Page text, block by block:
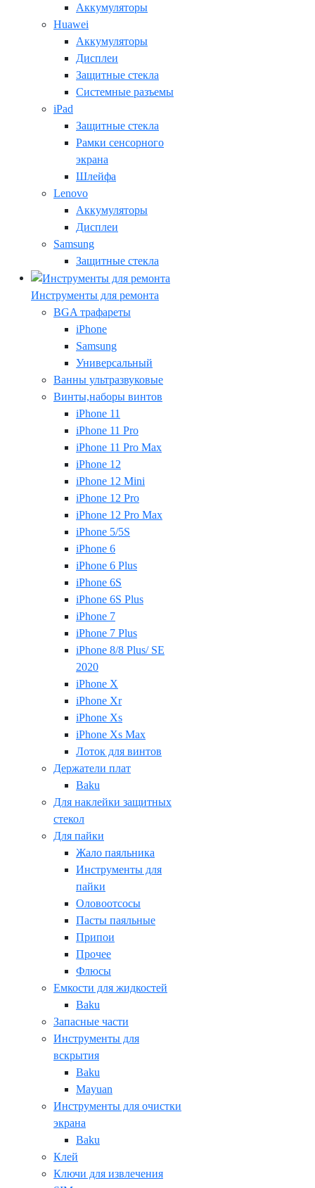
Аккумуляторы
Huawei
Аккумуляторы
Дисплеи
Защитные стекла
Системные разъемы
iPad
Защитные стекла
Рамки сенсорного
экрана
Шлейфа
Lenovo
Аккумуляторы
Дисплеи
Samsung
Защитные стекла
Инструменты для ремонта
BGA трафареты
iPhone
Samsung
Универсальный
Ванны ультразвуковые
Винты,наборы винтов
iPhone 11
iPhone 11 Pro
iPhone 11 Pro Max
iPhone 12
iPhone 12 Mini
iPhone 12 Pro
iPhone 12 Pro Max
iPhone 5/5S
iPhone 6
iPhone 6 Plus
iPhone 6S
iPhone 6S Plus
iPhone 7
iPhone 7 Plus
iPhone 8/8 Plus/ SE
2020
iPhone X
iPhone Xr
iPhone Xs
iPhone Xs Max
Лоток для винтов
Держатели плат
Baku
Для наклейки защитных
стекол
Для пайки
Жало паяльника
Инструменты для
пайки
Оловоотсосы
Пасты паяльные
Припои
Прочее
Флюсы
Емкости для жидкостей
Baku
Запасные части
Инструменты для
вскрытия
Baku
Mayuan
Инструменты для очистки
экрана
Baku
Клей
Ключи для извлечения